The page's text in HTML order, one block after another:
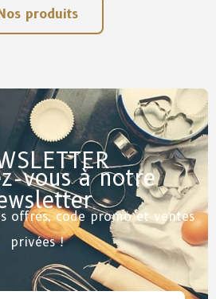
produits
vous à notre
offres, code promo et ventes
privées !